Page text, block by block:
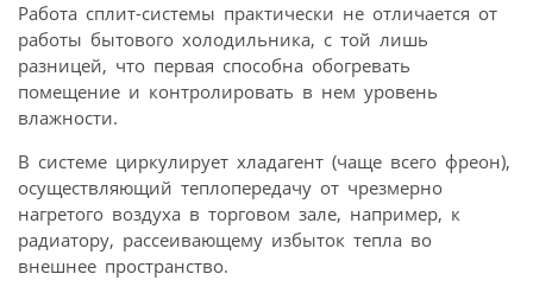
Работа сплит-системы практически не отличается от
работы бытового холодильника, с той лишь
разницей, что первая способна обогревать
помещение и контролировать в нем уровень
влажности.
В системе циркулирует хладагент (чаще всего фреон),
осуществляющий теплопередачу от чрезмерно
нагретого воздуха в торговом зале, например, к
радиатору, рассеивающему избыток тепла во
внешнее пространство.